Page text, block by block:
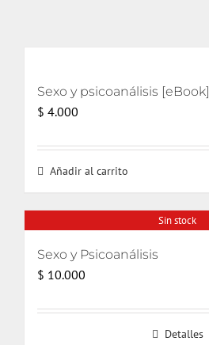
Sexo y psicoanálisis [eBook]
$ 4.000
Añadir al carrito
Sin stock
Sexo y Psicoanálisis
$ 10.000
Detalles